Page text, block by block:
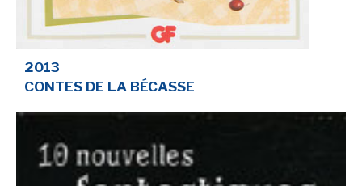
ÉVÉNEMENTS
CONVENTION
SPECTACLE
2013
CONTES DE LA BÉCASSE